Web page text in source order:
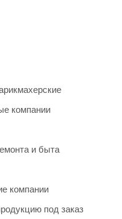
компании
и быта
компании
под заказ